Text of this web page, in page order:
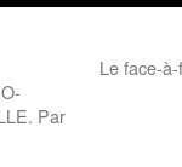
Par
Le face-